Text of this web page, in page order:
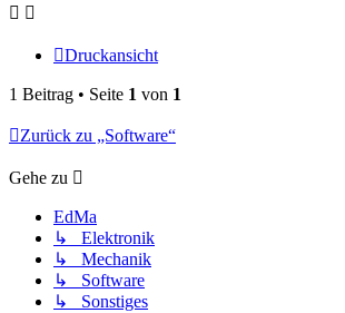
Druckansicht
1 Beitrag • Seite 1 von 1
Zurück zu „Software“
Gehe zu
EdMa
↳ Elektronik
↳ Mechanik
↳ Software
↳ Sonstiges